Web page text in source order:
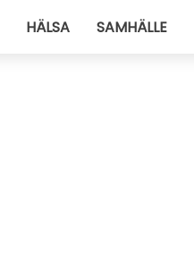
HÄLSA SAMHÄLLE